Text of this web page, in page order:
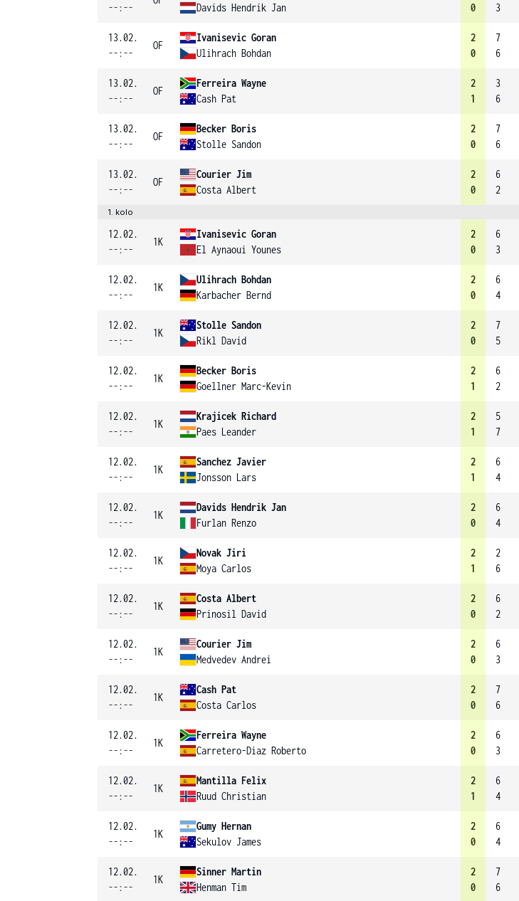
--:--
Davids Hendrik Jan
0
3
13.02.
--:--
OF
Ivanisevic Goran
Ulihrach Bohdan
2
0
7
6
13.02.
--:--
OF
Ferreira Wayne
Cash Pat
2
1
3
6
13.02.
--:--
OF
Becker Boris
Stolle Sandon
2
0
7
6
13.02.
--:--
OF
Courier Jim
Costa Albert
2
0
6
2
1. kolo
12.02.
--:--
1K
Ivanisevic Goran
El Aynaoui Younes
2
0
6
3
12.02.
--:--
1K
Ulihrach Bohdan
Karbacher Bernd
2
0
6
4
12.02.
--:--
1K
Stolle Sandon
Rikl David
2
0
7
5
12.02.
--:--
1K
Becker Boris
Goellner Marc-Kevin
2
1
6
2
12.02.
--:--
1K
Krajicek Richard
Paes Leander
2
1
5
7
12.02.
--:--
1K
Sanchez Javier
Jonsson Lars
2
1
6
4
12.02.
--:--
1K
Davids Hendrik Jan
Furlan Renzo
2
0
6
4
12.02.
--:--
1K
Novak Jiri
Moya Carlos
2
1
2
6
12.02.
--:--
1K
Costa Albert
Prinosil David
2
0
6
2
12.02.
--:--
1K
Courier Jim
Medvedev Andrei
2
0
6
3
12.02.
--:--
1K
Cash Pat
Costa Carlos
2
0
7
6
12.02.
--:--
1K
Ferreira Wayne
Carretero-Diaz Roberto
2
0
6
3
12.02.
--:--
1K
Mantilla Felix
Ruud Christian
2
1
6
4
12.02.
--:--
1K
Gumy Hernan
Sekulov James
2
0
6
4
12.02.
--:--
1K
Sinner Martin
Henman Tim
2
0
7
6